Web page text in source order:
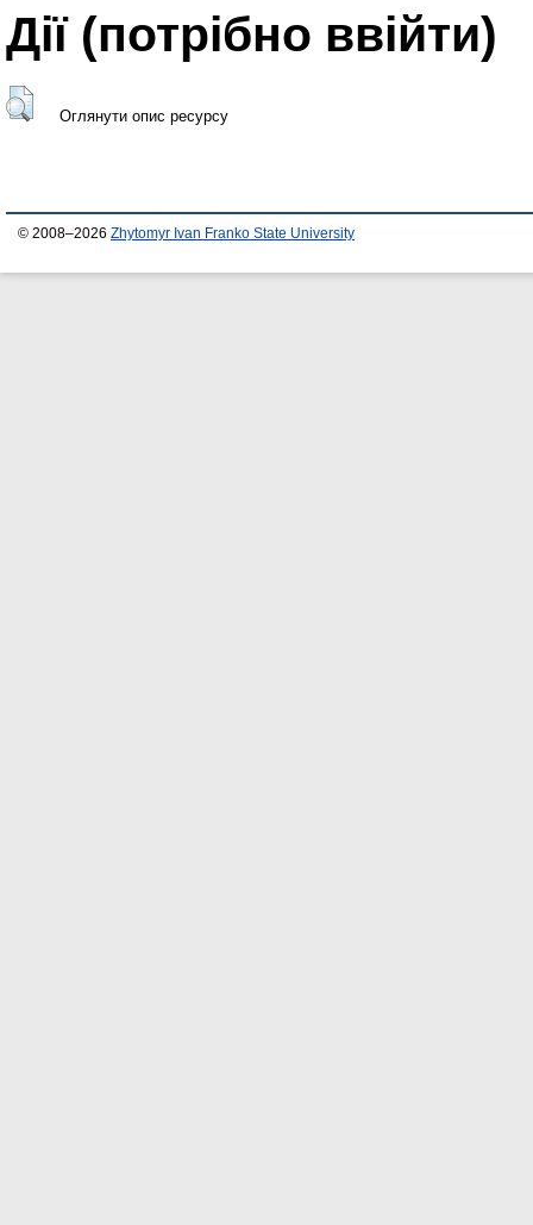
Дії ​​(потрібно ввійти)
Оглянути опис ресурсу
© 2008–2026 Zhytomyr Ivan Franko State University